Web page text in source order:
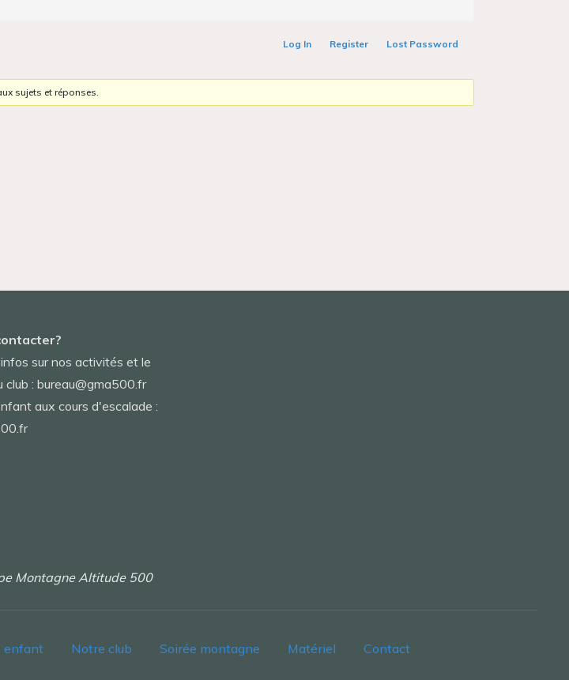
Log In Register
Lost Password
sujets et réponses.
sur nos activités et le
: bureau@gma500.fr
aux cours d'escalade :
Montagne Altitude 500
enfant Notre club Soirée montagne Matériel
Contact